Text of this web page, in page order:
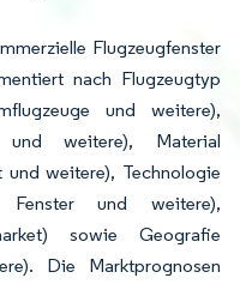
Flugzeugfenster
nach Flugzeugtyp
und weitere),
und weitere), Material
weitere), Technologie
Fenster und weitere),
sowie Geografie
Die Marktprognosen